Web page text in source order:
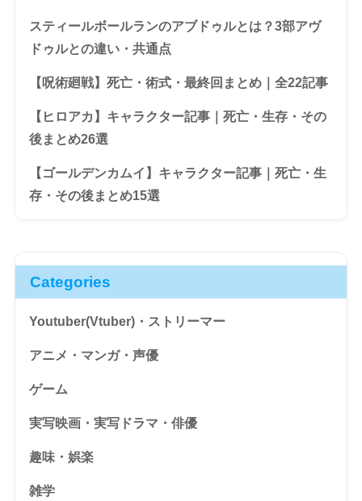
スティールボールランのアブドゥルとは？3部アヴ
ドゥルとの違い・共通点
【呪術廻戦】死亡・術式・最終回まとめ｜全22記事
【ヒロアカ】キャラクター記事｜死亡・生存・その
後まとめ26選
【ゴールデンカムイ】キャラクター記事｜死亡・生
存・その後まとめ15選
Categories
Youtuber(Vtuber)・ストリーマー
アニメ・マンガ・声優
ゲーム
実写映画・実写ドラマ・俳優
趣味・娯楽
雑学